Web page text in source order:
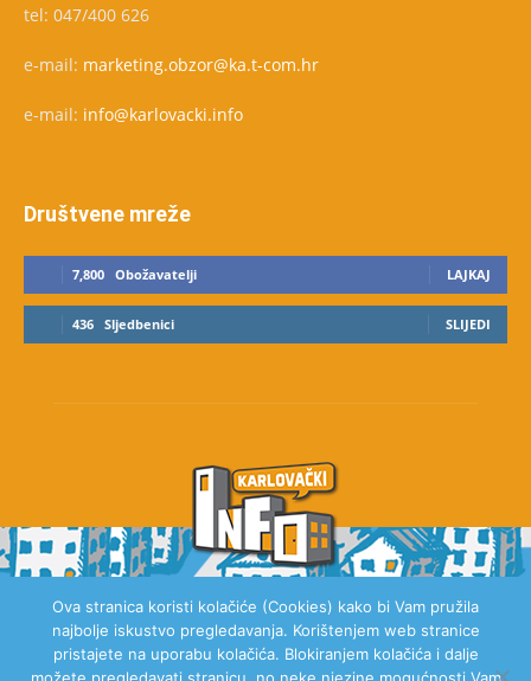
tel: 047/400 626
e-mail: marketing.obzor@ka.t-com.hr
e-mail: info@karlovacki.info
Društvene mreže
7,800 Obožavatelji LAJKAJ
436 Sljedbenici SLIJEDI
O NAMA
Ova stranica koristi kolačiće (Cookies) kako bi Vam pružila
najbolje iskustvo pregledavanja. Korištenjem web stranice
pristajete na uporabu kolačića. Blokiranjem kolačića i dalje